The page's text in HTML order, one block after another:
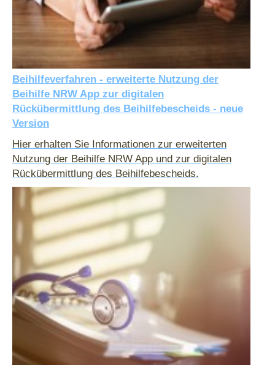
Beihilfeverfahren - erweiterte Nutzung der
Beihilfe NRW App zur digitalen
Rückübermittlung des Beihilfebescheids - neue
Version
Hier erhalten Sie Informationen zur erweiterten
Nutzung der Beihilfe NRW App und zur digitalen
Rückübermittlung des Beihilfebescheids.